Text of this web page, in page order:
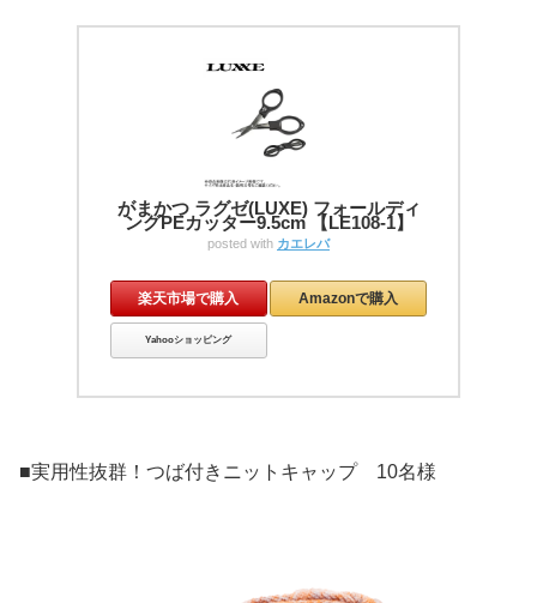
がまかつ ラグゼ(LUXE) フォールディ
ングPEカッター9.5cm 【LE108-1】
posted with カエレバ
楽天市場で購入 Amazonで購入
Yahooショッピング
■実用性抜群！つば付きニットキャップ 10名様